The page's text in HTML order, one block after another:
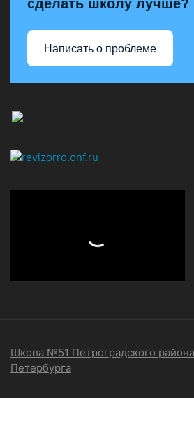
сделать школу лучше?
Написать о проблеме
Школа №51 Петроградского
Петербурга